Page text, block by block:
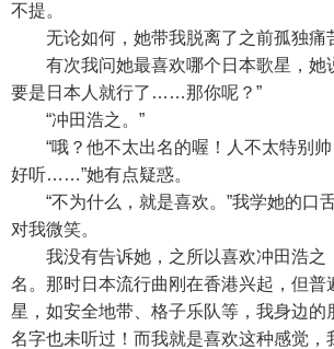
不提。
无论如何，她带我脱离了之前孤独痛
有次我问她最喜欢哪个日本歌星，她
要是日本人就行了……那你呢？”
“冲田浩之。”
“哦？他不太出名的喔！人不太特别帅
好听……”她有点疑惑。
“不为什么，就是喜欢。”我学她的口
对我微笑。
我没有告诉她，之所以喜欢冲田浩之
名。那时日本流行曲刚在香港兴起，但普
星，如安全地带、格子乐队等，我身边的
名字也未听过！而我就是喜欢这种感觉，